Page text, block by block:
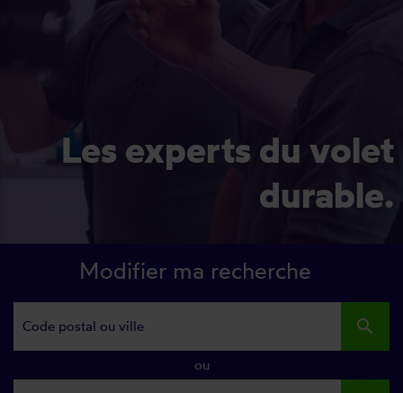
Les experts du volet
durable.
Modifier ma recherche
search
ou